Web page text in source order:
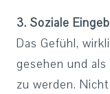
3. Soziale
Das Gefühl,
gesehen und als
zu werden.